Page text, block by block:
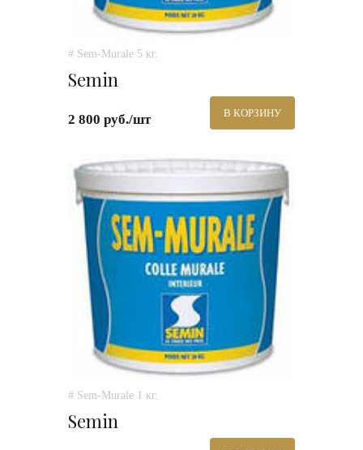
# Sem-Murale 5 кг.
Semin
2 800 руб./шт В КОРЗИНУ
# Sem-Murale 1 кг.
Semin